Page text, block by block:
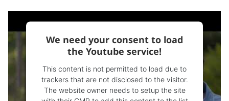
We need your consent to load
the Youtube service!
This content is not permitted to load due to
trackers that are not disclosed to the visitor.
The website owner needs to setup the site